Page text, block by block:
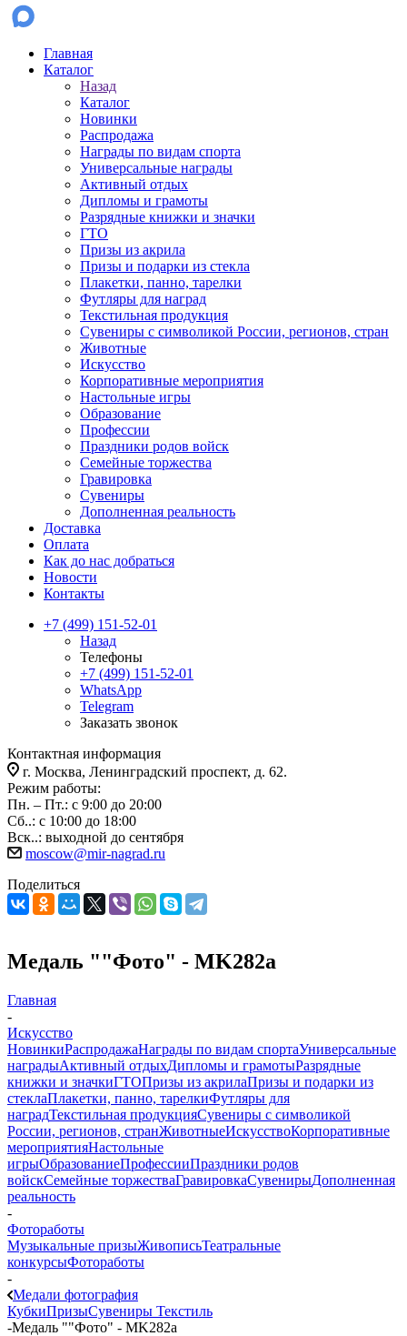
Главная
Каталог
Назад
Каталог
Новинки
Распродажа
Награды по видам спорта
Универсальные награды
Активный отдых
Дипломы и грамоты
Разрядные книжки и значки
ГТО
Призы из акрила
Призы и подарки из стекла
Плакетки, панно, тарелки
Футляры для наград
Текстильная продукция
Сувениры с символикой России, регионов, стран
Животные
Искусство
Корпоративные мероприятия
Настольные игры
Образование
Профессии
Праздники родов войск
Семейные торжества
Гравировка
Сувениры
Дополненная реальность
Доставка
Оплата
Как до нас добраться
Новости
Контакты
+7 (499) 151-52-01
Назад
Телефоны
+7 (499) 151-52-01
WhatsApp
Telegram
Заказать звонок
Контактная информация
г. Москва, Ленинградский проспект, д. 62.
Режим работы:
Пн. – Пт.: с 9:00 до 20:00
Сб..: с 10:00 до 18:00
Вск..: выходной до сентября
moscow@mir-nagrad.ru
Поделиться
Медаль ""Фото" - MK282a
Главная
-
Искусство
НовинкиРаспродажаНаграды по видам спортаУниверсальные
наградыАктивный отдыхДипломы и грамотыРазрядные
книжки и значкиГТОПризы из акрилаПризы и подарки из
стеклаПлакетки, панно, тарелкиФутляры для
наградТекстильная продукцияСувениры с символикой
России, регионов, странЖивотныеИскусствоКорпоративные
мероприятияНастольные
игрыОбразованиеПрофессииПраздники родов
войскСемейные торжестваГравировкаСувенирыДополненная
реальность
-
Фотоработы
Музыкальные призыЖивописьТеатральные
конкурсыФотоработы
-
Медали фотография
КубкиПризыСувениры Текстиль
-Медаль ""Фото" - MK282a